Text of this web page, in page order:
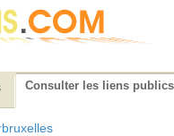
Consulter les liens publics